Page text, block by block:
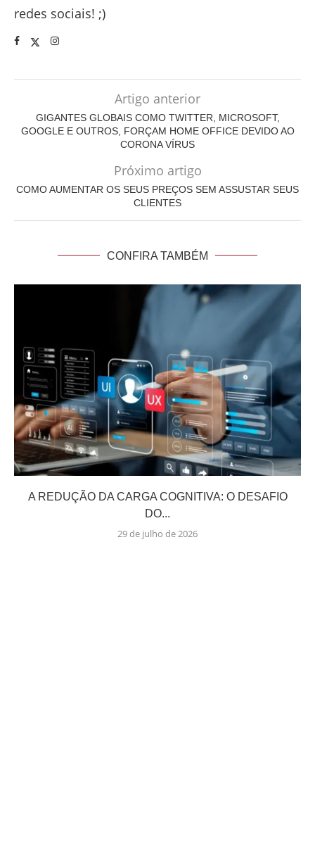
redes sociais! ;)
Artigo anterior
GIGANTES GLOBAIS COMO TWITTER, MICROSOFT,
GOOGLE E OUTROS, FORÇAM HOME OFFICE DEVIDO AO
CORONA VÍRUS
Próximo artigo
COMO AUMENTAR OS SEUS PREÇOS SEM ASSUSTAR SEUS
CLIENTES
CONFIRA TAMBÉM
A REDUÇÃO DA CARGA COGNITIVA: O DESAFIO
DO...
29 de julho de 2026